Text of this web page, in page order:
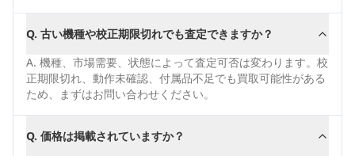
Q. 古い機種や校正期限切れでも査定できますか？
A. 機種、市場需要、状態によって査定可否は変わります。校
正期限切れ、動作未確認、付属品不足でも買取可能性がある
ため、まずはお問い合わせください。
Q. 価格は掲載されていますか？